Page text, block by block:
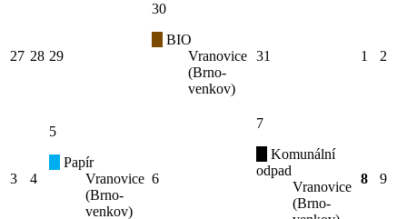
27 28 29
30
BIO
Vranovice
(Brno-
venkov)
31 1 2
3 4
5
Papír
Vranovice
(Brno-
venkov)
6
7
Komunální
odpad
Vranovice
(Brno-
8 9